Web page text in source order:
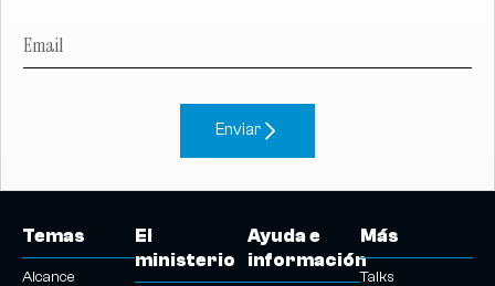
Enviar
Temas
Alcance
El
ministerio
Ayuda e
información
Más
Talks